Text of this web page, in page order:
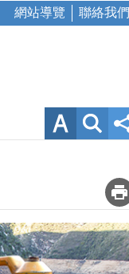
網站導覽 聯絡我們